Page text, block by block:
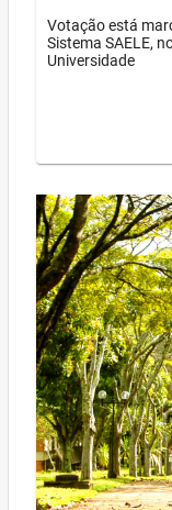
Votação está
Sistema SAELE,
Universidade